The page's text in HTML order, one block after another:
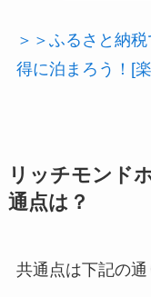
＞＞ふるさと納
得に泊まろう！[
リッチモンド
通点は？
共通点は下記の通